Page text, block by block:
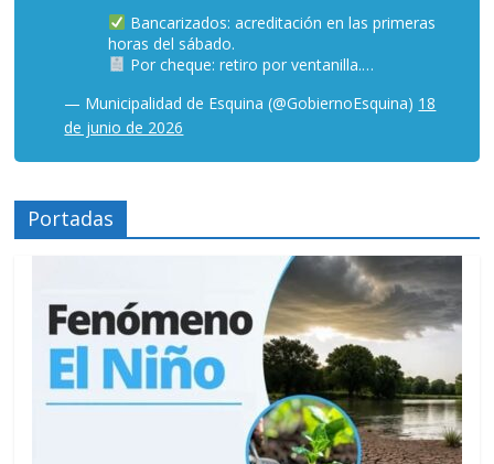
Bancarizados: acreditación en las primeras
horas del sábado.
Por cheque: retiro por ventanilla.…
— Municipalidad de Esquina (@GobiernoEsquina) 18
de junio de 2026
Portadas